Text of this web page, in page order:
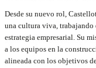
Desde su nuevo rol,
una cultura viva, trabajando
estrategia empresarial. Su
a los equipos en la
alineada con los objetivos